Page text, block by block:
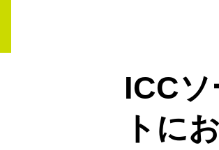
ICC
トに